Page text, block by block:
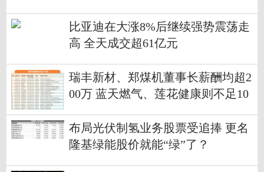
比亚迪在大涨8%后继续强势震荡走
高 全天成交超61亿元
瑞丰新材、郑煤机董事长薪酬均超2
00万 蓝天燃气、莲花健康则不足10
布局光伏制氢业务股票受追捧 更名
隆基绿能股价就能“绿”了？